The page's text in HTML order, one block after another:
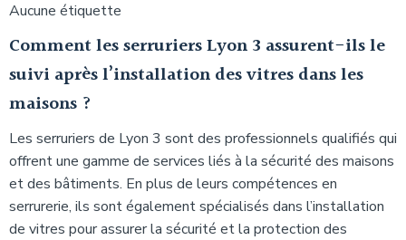
Aucune étiquette
Comment les serruriers Lyon 3 assurent-ils le
suivi après l’installation des vitres dans les
maisons ?
Les serruriers de Lyon 3 sont des professionnels qualifiés qui
offrent une gamme de services liés à la sécurité des maisons
et des bâtiments. En plus de leurs compétences en
serrurerie, ils sont également spécialisés dans l’installation
de vitres pour assurer la sécurité et la protection des